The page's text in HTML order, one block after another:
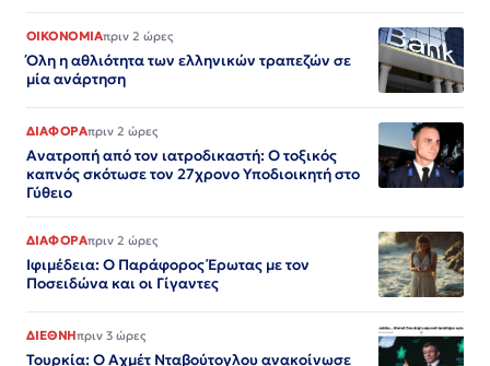
ΟΙΚΟΝΟΜΙΑπριν 2 ώρες
Όλη η αθλιότητα των ελληνικών τραπεζών σε
μία ανάρτηση
ΔΙΑΦΟΡΑπριν 2 ώρες
Ανατροπή από τον ιατροδικαστή: Ο τοξικός
καπνός σκότωσε τον 27χρονο Υποδιοικητή στο
Γύθειο
ΔΙΑΦΟΡΑπριν 2 ώρες
Ιφιμέδεια: Ο Παράφορος Έρωτας με τον
Ποσειδώνα και οι Γίγαντες
ΔΙΕΘΝΗπριν 3 ώρες
Τουρκία: Ο Αχμέτ Νταβούτογλου ανακοίνωσε